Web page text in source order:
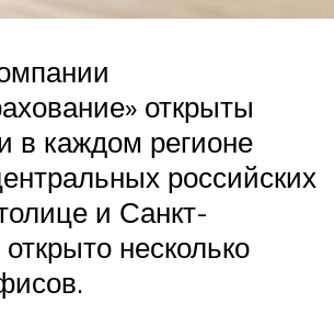
открыты
в каждом регионе
российских
и Санкт-
несколько